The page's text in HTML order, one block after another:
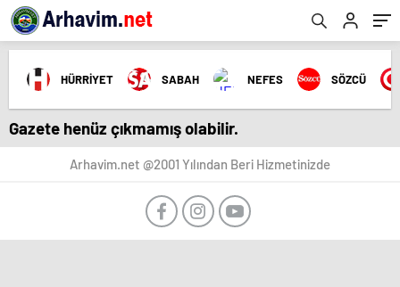
HÜRRİYET SABAH NEFES SÖZCÜ
Gazete henüz çıkmamış olabilir.
Arhavim.net @2001 Yılından Beri Hizmetinizde